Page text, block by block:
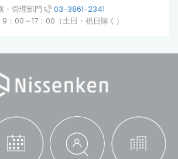
・管理部門
03-3861-2341
：00～17：00（土日・祝日除く）